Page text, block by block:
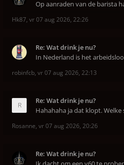
Op aanraden van de barista
Hk87, vr 07 aug 2026, 22:26
Re: Wat drink je nu?
In Nederland is het
robinfcb, vr 07 aug 2026, 22:13
Re: Wat drink je nu?
Hahahaha ja dat klopt. Welke
Rosanne, vr 07 aug 2026, 20:26
Re: Wat drink je nu?